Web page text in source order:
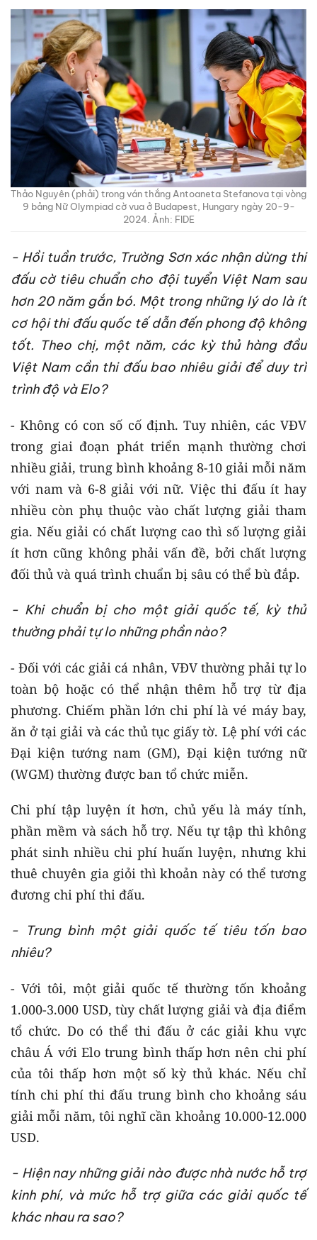
Thảo Nguyên (phải) trong ván thắng Antoaneta Stefanova tại vòng
9 bảng Nữ Olympiad cờ vua ở Budapest, Hungary ngày 20-9-
2024. Ảnh: FIDE
- Hồi tuần trước, Trường Sơn xác nhận dừng thi
đấu cờ tiêu chuẩn cho đội tuyển Việt Nam sau
hơn 20 năm gắn bó. Một trong những lý do là ít
cơ hội thi đấu quốc tế dẫn đến phong độ không
tốt. Theo chị, một năm, các kỳ thủ hàng đầu
Việt Nam cần thi đấu bao nhiêu giải để duy trì
trình độ và Elo?
- Không có con số cố định. Tuy nhiên, các VĐV
trong giai đoạn phát triển mạnh thường chơi
nhiều giải, trung bình khoảng 8-10 giải mỗi năm
với nam và 6-8 giải với nữ. Việc thi đấu ít hay
nhiều còn phụ thuộc vào chất lượng giải tham
gia. Nếu giải có chất lượng cao thì số lượng giải
ít hơn cũng không phải vấn đề, bởi chất lượng
đối thủ và quá trình chuẩn bị sâu có thể bù đắp.
- Khi chuẩn bị cho một giải quốc tế, kỳ thủ
thường phải tự lo những phần nào?
- Đối với các giải cá nhân, VĐV thường phải tự lo
toàn bộ hoặc có thể nhận thêm hỗ trợ từ địa
phương. Chiếm phần lớn chi phí là vé máy bay,
ăn ở tại giải và các thủ tục giấy tờ. Lệ phí với các
Đại kiện tướng nam (GM), Đại kiện tướng nữ
(WGM) thường được ban tổ chức miễn.
Chi phí tập luyện ít hơn, chủ yếu là máy tính,
phần mềm và sách hỗ trợ. Nếu tự tập thì không
phát sinh nhiều chi phí huấn luyện, nhưng khi
thuê chuyên gia giỏi thì khoản này có thể tương
đương chi phí thi đấu.
- Trung bình một giải quốc tế tiêu tốn bao
nhiêu?
- Với tôi, một giải quốc tế thường tốn khoảng
1.000-3.000 USD, tùy chất lượng giải và địa điểm
tổ chức. Do có thể thi đấu ở các giải khu vực
châu Á với Elo trung bình thấp hơn nên chi phí
của tôi thấp hơn một số kỳ thủ khác. Nếu chỉ
tính chi phí thi đấu trung bình cho khoảng sáu
giải mỗi năm, tôi nghĩ cần khoảng 10.000-12.000
USD.
- Hiện nay những giải nào được nhà nước hỗ trợ
kinh phí, và mức hỗ trợ giữa các giải quốc tế
khác nhau ra sao?